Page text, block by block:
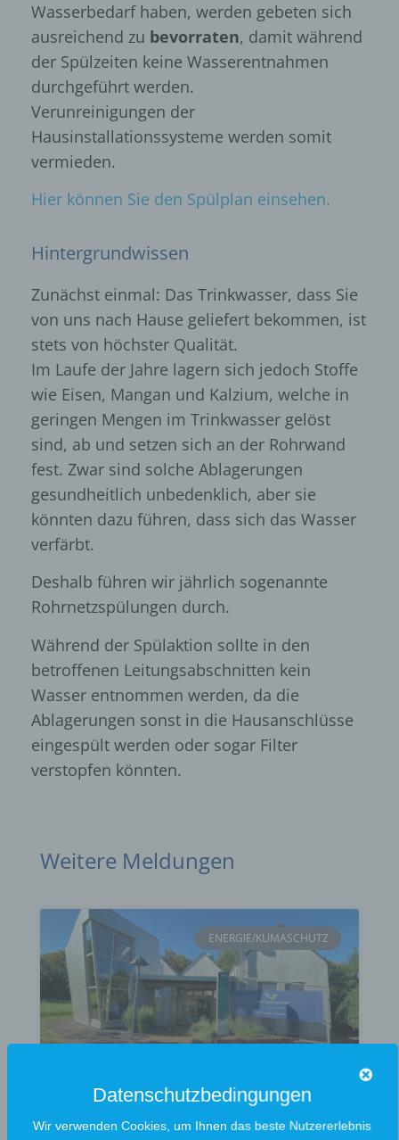
Wasserbedarf haben, werden gebeten sich
ausreichend zu bevorraten, damit während
der Spülzeiten keine Wasserentnahmen
durchgeführt werden.
Verunreinigungen der
Hausinstallationssysteme werden somit
vermieden.
Hier können Sie den Spülplan einsehen.
Hintergrundwissen
Zunächst einmal: Das Trinkwasser, dass Sie
von uns nach Hause geliefert bekommen, ist
stets von höchster Qualität.
Im Laufe der Jahre lagern sich jedoch Stoffe
wie Eisen, Mangan und Kalzium, welche in
geringen Mengen im Trinkwasser gelöst
sind, ab und setzen sich an der Rohrwand
fest. Zwar sind solche Ablagerungen
gesundheitlich unbedenklich, aber sie
könnten dazu führen, dass sich das Wasser
verfärbt.
Deshalb führen wir jährlich sogenannte
Rohrnetzspülungen durch.
Während der Spülaktion sollte in den
betroffenen Leitungsabschnitten kein
Wasser entnommen werden, da die
Ablagerungen sonst in die Hausanschlüsse
eingespült werden oder sogar Filter
verstopfen könnten.
Weitere Meldungen
ENERGIE/KLIMASCHUTZ
Nahwärmenetz nimmt Fahrt auf:
Erste Gebäude bereits
Datenschutzbedingungen
Wir verwenden Cookies, um Ihnen das beste Nutzererlebnis